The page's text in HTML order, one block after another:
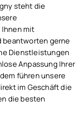
steht die
mit
beantworten gerne
Dienstleistungen
Anpassung Ihrer
führen unsere
im Geschäft die
die besten